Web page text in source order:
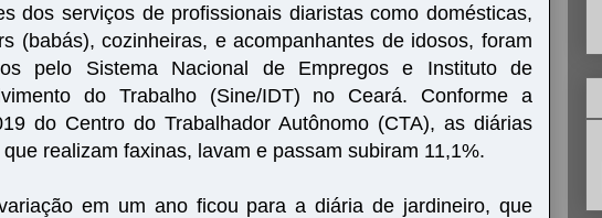
dos serviços de profissionais diaristas como domésticas,
(babás), cozinheiras, e acompanhantes de idosos, foram
pelo Sistema Nacional de Empregos e Instituto de
do Trabalho (Sine/IDT) no Ceará. Conforme a
do Centro do Trabalhador Autônomo (CTA), as diárias
realizam faxinas, lavam e passam subiram 11,1%.
em um ano ficou para a diária de jardineiro, que